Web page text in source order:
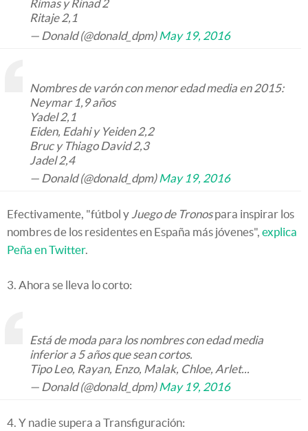
Rimas y Rinad 2
Ritaje 2,1
— Donald (@donald_dpm)May 19, 2016
Nombres de varón con menor edad media en 2015:
Neymar 1,9 años
Yadel 2,1
Eiden, Edahi y Yeiden 2,2
Bruc y Thiago David 2,3
Jadel 2,4
— Donald (@donald_dpm)May 19, 2016
Efectivamente, "fútbol y Juego de Tronospara inspirar los
nombres de los residentes en España más jóvenes", explica
Peña en Twitter.
3. Ahora se lleva lo corto:
Está de moda para los nombres con edad media
inferior a 5 años que sean cortos.
Tipo Leo, Rayan, Enzo, Malak, Chloe, Arlet...
— Donald (@donald_dpm)May 19, 2016
4. Y nadie supera a Transfiguración: